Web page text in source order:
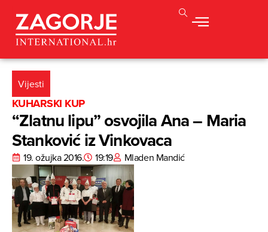
Vijesti
KUHARSKI KUP
“Zlatnu lipu” osvojila Ana – Maria
Stanković iz Vinkovaca
19. ožujka 2016. 19:19 Mladen Mandić